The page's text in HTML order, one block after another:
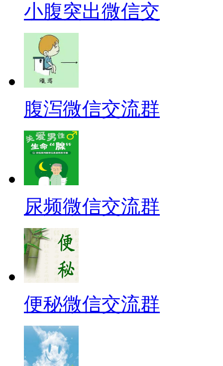
小腹突出微信交
腹泻微信交流群
尿频微信交流群
便秘微信交流群